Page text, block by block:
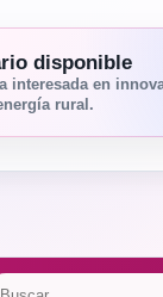
disponible
interesada en
rural.